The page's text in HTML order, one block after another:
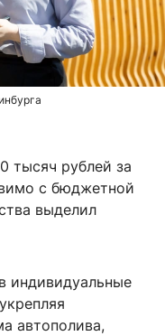
тысяч рублей за
с бюджетной
выделил
индивидуальные
автополива,